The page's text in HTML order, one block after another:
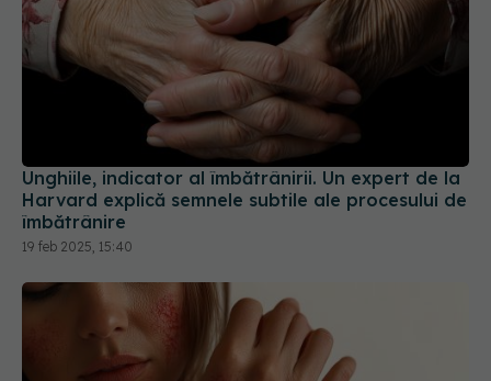
Unghiile, indicator al îmbătrânirii. Un expert de la
Harvard explică semnele subtile ale procesului de
îmbătrânire
19 feb 2025, 15:40